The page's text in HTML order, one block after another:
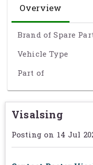
ការបញ្ចេញសំឡេងល្អប្រសើរ
កំដៅជាមួយសំឡេងក្រិតចាស់
ការរចនាគំនូរថ្មី– មានរូបរាងទំ
Yamaha របស់អ្នក
សម្ភារៈ Carbon Fiber
ភាពធន់នឹងការប្រើប្រាស់ជារយ
សមស្របសម្រាប់ម៉ូតូ Yamaha
ប្រព័ន្ធចេញសំឡេងប្រភេទ
ប្រើប្រាស់បានយូរ– មានជីវិត
ស្ថានភាពអាកាសធាតុខុសៗគ្នា
ការតំឡើងមានភាពងាយស្រួលក្
សំខាន់ៗជាច្រើន
Overview
Brand of Spare
Vehicle Type
Part of
Visalsing
Posting on 14 Jul